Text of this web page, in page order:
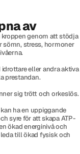
av
genom att stödja
sömn, stress, hormoner
eller andra aktiva
prestandan.
sig trött och orkeslös.
ha en uppiggande
syre för att skapa ATP-
ökad energinivå och
till ökad fysisk och